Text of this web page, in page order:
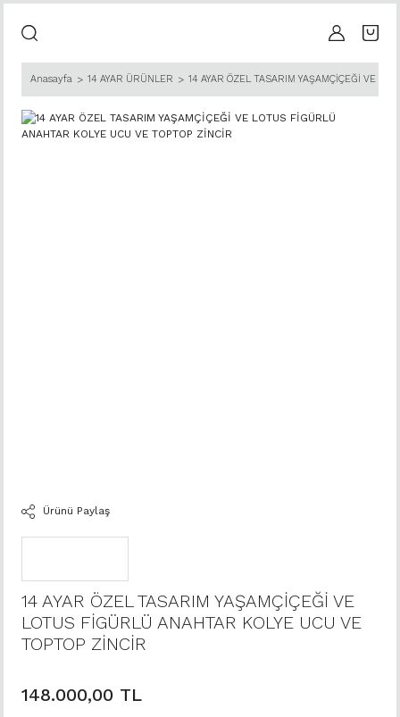
Anasayfa 14 AYAR ÜRÜNLER 14 AYAR ÖZEL TASARIM YAŞAMÇİÇEĞİ VE
Ürünü Paylaş
14 AYAR ÖZEL TASARIM YAŞAMÇİÇEĞİ VE
LOTUS FİGÜRLÜ ANAHTAR KOLYE UCU VE
TOPTOP ZİNCİR
148.000,00 TL